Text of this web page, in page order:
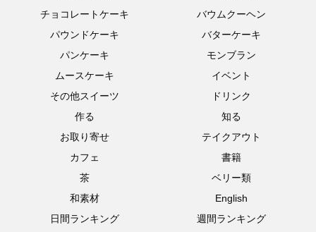
チョコレートケーキ
バウムクーヘン
パウンドケーキ
バターケーキ
パンケーキ
モンブラン
ムースケーキ
イベント
その他スイーツ
ドリンク
作る
知る
お取り寄せ
テイクアウト
カフェ
書籍
茶
ベリー類
和素材
English
日間ランキング
週間ランキング